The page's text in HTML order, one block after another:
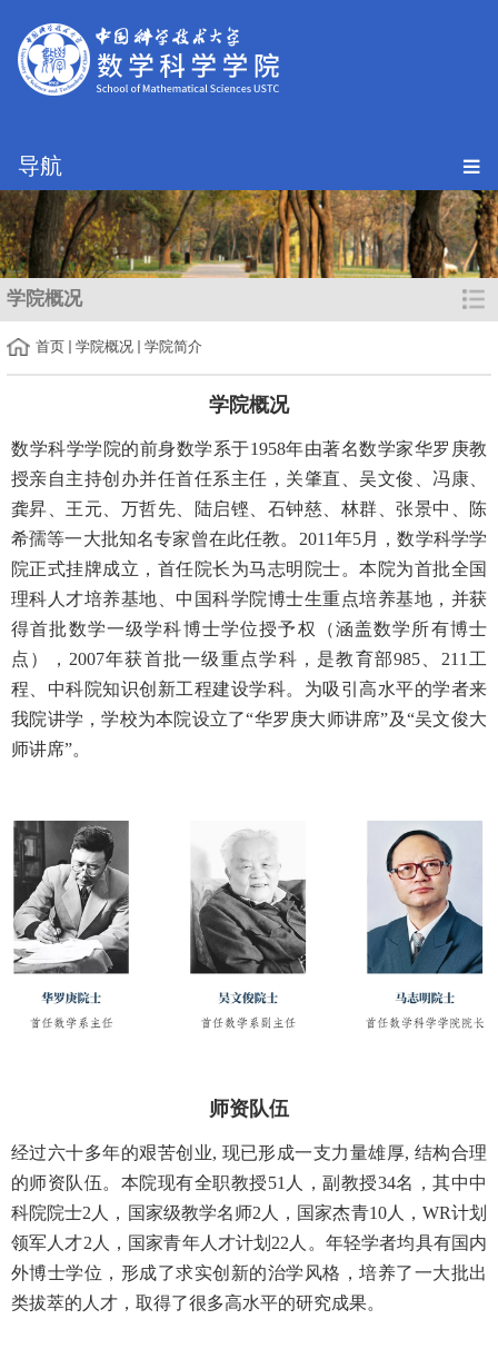
导航
学院概况
首页 学院概况 学院简介
学院概况
数学科学学院的前身数学系于1958年由著名数学家华罗庚教
授亲自主持创办并任首任系主任，关肇直、吴文俊、冯康、
龚昇、王元、万哲先、陆启铿、石钟慈、林群、张景中、陈
希孺等一大批知名专家曾在此任教。2011年5月，数学科学学
院正式挂牌成立，首任院长为马志明院士。本院为首批全国
理科人才培养基地、中国科学院博士生重点培养基地，并获
得首批数学一级学科博士学位授予权（涵盖数学所有博士
点），2007年获首批一级重点学科，是教育部985、211工
程、中科院知识创新工程建设学科。为吸引高水平的学者来
我院讲学，学校为本院设立了“华罗庚大师讲席”及“吴文俊大
师讲席”。
师资队伍
经过六十多年的艰苦创业, 现已形成一支力量雄厚, 结构合理
的师资队伍。本院现有全职教授51人，副教授34名，其中中
科院院士2人，国家级教学名师2人，国家杰青10人，WR计划
领军人才2人，国家青年人才计划22人。年轻学者均具有国内
外博士学位，形成了求实创新的治学风格，培养了一大批出
类拔萃的人才，取得了很多高水平的研究成果。